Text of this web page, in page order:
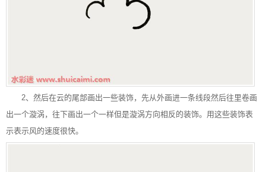
2、然后在云的尾部画出一些装饰，先从外画进一条线段然后往里卷画
出一个漩涡，往下画出一个一样但是漩涡方向相反的装饰。用这些装饰表
示表示风的速度很快。